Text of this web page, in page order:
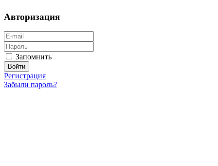
Авторизация
Запомнить
Регистрация
Забыли пароль?